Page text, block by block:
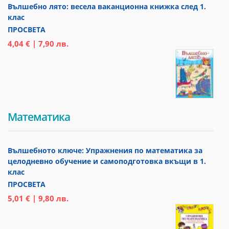
Вълшебно лято: весела ваканционна книжка след 1.
клас
ПРОСВЕТА
4,04 € | 7,90 лв.
Математика
Вълшебното ключе: Упражнения по математика за
целодневно обучение и самоподготовка вкъщи в 1.
клас
ПРОСВЕТА
5,01 € | 9,80 лв.